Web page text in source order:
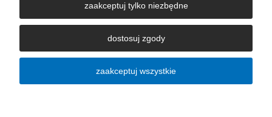
Informacje
O nas
zaakceptuj tylko niezbędne
dostosuj zgody
zaakceptuj wszystkie